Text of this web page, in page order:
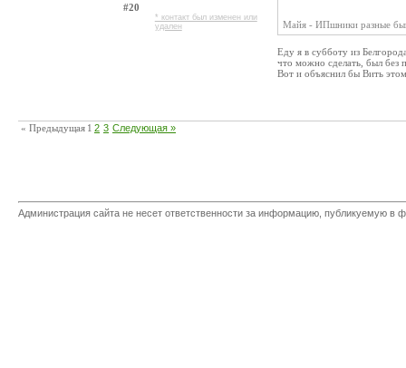
#20
* контакт был изменен или
удален
Майя - ИПшники разные
Еду я в субботу из
что можно сделать, был без
Вот и объяснил бы Вить
« Предыдущая 1 2 3 Следующая »
Администрация сайта не несет ответственности за информацию, публикуемую